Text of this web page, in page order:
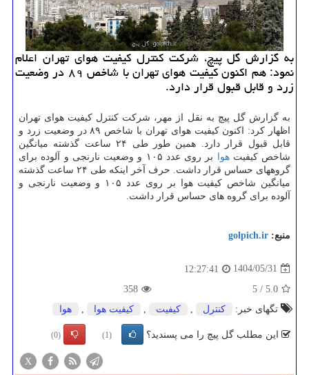
به گزارش گل پیچ، شرکت کنترل کیفیت هوای تهران اعلام
نمود: هم اکنون کیفیت هوای تهران با شاخص ۸۹ در وضعیت
زرد و قابل قبول قرار دارد.
به گزارش گل پیچ به نقل از مهر، شرکت کنترل کیفیت هوای تهران
اظهار کرد: اکنون کیفیت هوای تهران با شاخص ۸۹ در وضعیت زرد و
قابل قبول قرار دارد. همین طور طی ۲۴ ساعت گذشته میانگین
شاخص کیفیتهوا
بر روی عدد ۱۰۵ و وضعیت نارنجی و آلوده برای
گروههای حساس قرار داشت. حرف آخر اینکه طی ۲۴ ساعت گذشته
میانگین شاخص کیفیت هوا بر روی عدد ۱۰۵ و وضعیت نارنجی و
آلوده برای گروه های حساس قرار داشت.
منبع: golpich.ir
1404/05/31
12:27:41
5.0
/
5
358
تگهای خبر:
كنترل , كیفیت , كیفیت هوا , هوا
این مطلب گل پیچ را می پسندید؟ (1)
(0)
X